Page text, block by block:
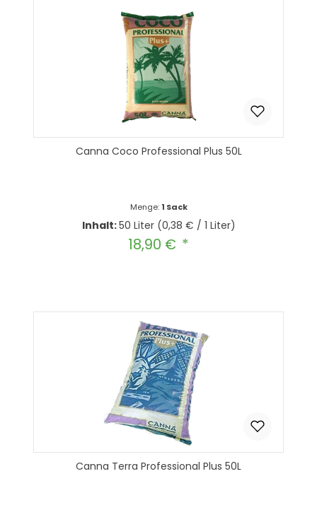
Canna Coco Professional Plus 50L
Menge: 1 Sack
Inhalt:50 Liter (0,38 € / 1 Liter)
Regulärer Preis:
18,90 €
Canna Terra Professional Plus 50L